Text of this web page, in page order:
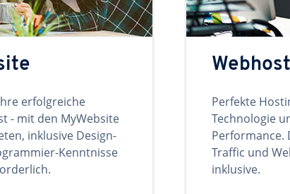
erfolgreiche
- mit den MyWebsite
inklusive Design-
Kenntnisse
Perfekte
Technologie
Performance.
Traffic und
inklusive.